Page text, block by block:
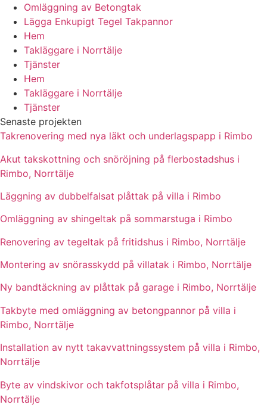
Omläggning av Betongtak
Lägga Enkupigt Tegel Takpannor
Hem
Takläggare i Norrtälje
Tjänster
Hem
Takläggare i Norrtälje
Tjänster
Senaste projekten
Takrenovering med nya läkt och underlagspapp i Rimbo
Akut takskottning och snöröjning på flerbostadshus i
Rimbo, Norrtälje
Läggning av dubbelfalsat plåttak på villa i Rimbo
Omläggning av shingeltak på sommarstuga i Rimbo
Renovering av tegeltak på fritidshus i Rimbo, Norrtälje
Montering av snörasskydd på villatak i Rimbo, Norrtälje
Ny bandtäckning av plåttak på garage i Rimbo, Norrtälje
Takbyte med omläggning av betongpannor på villa i
Rimbo, Norrtälje
Installation av nytt takavvattningssystem på villa i Rimbo,
Norrtälje
Byte av vindskivor och takfotsplåtar på villa i Rimbo,
Norrtälje